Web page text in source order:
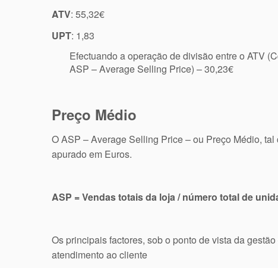
ATV: 55,32€
UPT: 1,83
Efectuando a operação de divisão entre o ATV
ASP – Average Selling Price) – 30,23€
Preço Médio
O ASP – Average Selling Price – ou Preço Médio,
apurado em Euros.
ASP = Vendas totais da loja / número total de
Os principais factores, sob o ponto de vista da
atendimento ao cliente